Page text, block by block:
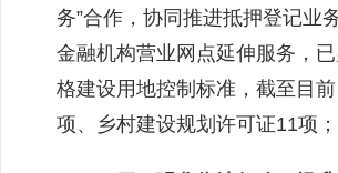
务”合作，协同推进抵押登记业
金融机构营业网点延伸服务，已
格建设用地控制标准，截至目前
项、乡村建设规划许可证11项 ；